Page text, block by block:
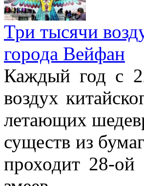
Три тысячи
города Вейфан
Каждый год с
воздух
летающих
существ из
проходит 28-